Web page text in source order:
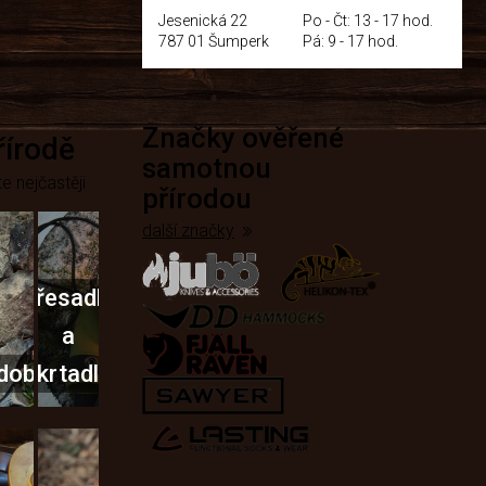
Jesenická 22
787 01 Šumperk
Po - Čt: 13 - 17 hod.
Pá: 9 - 17 hod.
nejčastěji
Křesadla
a
škrtadla
Značky ověřené
samotnou
přírodou
další značky